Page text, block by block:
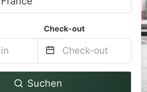
Check-out
Navigate
Suchen